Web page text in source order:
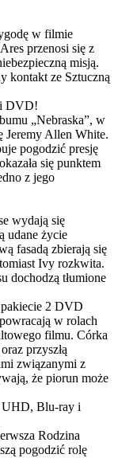
w filmie
przenosi się z
misją.
kontakt ze Sztuczną
i DVD!
„Nebraska”, w
Jeremy Allen White.
pogodzić presję
się punktem
z jego
wydają się
udane życie
fasadą zbierają się
Ivy rozkwita.
dochodzą tłumione
2 DVD
w rolach
filmu. Córka
przyszłą
związanymi z
że piorun może
UHD, Blu-ray i
Rodzina
pogodzić rolę